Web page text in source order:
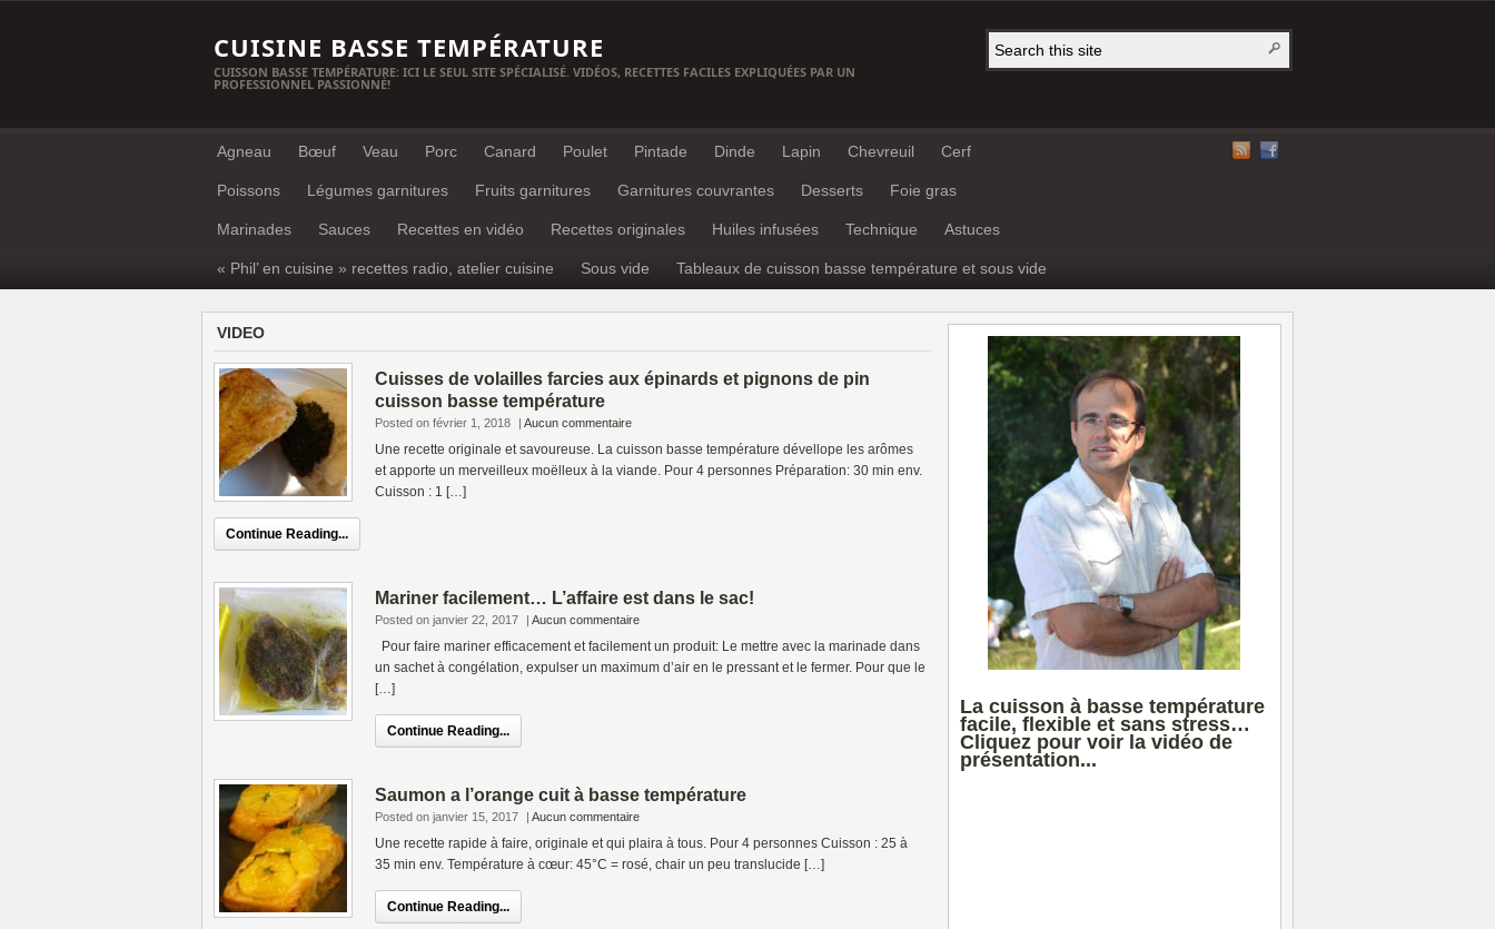
CUISINE BASSE TEMPÉRATURE
CUISSON BASSE TEMPÉRATURE: ICI LE SEUL SITE SPÉCIALISÉ. VIDÉOS, RECETTES FACILES EXPLIQUÉES PAR UN
PROFESSIONNEL PASSIONNÉ!
Agneau Bœuf Veau Porc Canard Poulet Pintade Dinde Lapin Chevreuil Cerf
Poissons Légumes garnitures Fruits garnitures Garnitures couvrantes Desserts Foie gras
Marinades Sauces Recettes en vidéo Recettes originales Huiles infusées Technique Astuces
« Phil’ en cuisine » recettes radio, atelier cuisine Sous vide Tableaux de cuisson basse température et sous vide
VIDEO
Cuisses de volailles farcies aux épinards et pignons de pin
cuisson basse température
Posted on février 1, 2018 | Aucun commentaire
Une recette originale et savoureuse. La cuisson basse température dévellope les arômes
et apporte un merveilleux moëlleux à la viande. Pour 4 personnes Préparation: 30 min env.
Cuisson : 1 […]
Continue Reading...
Mariner facilement… L’affaire est dans le sac!
Posted on janvier 22, 2017 | Aucun commentaire
Pour faire mariner efficacement et facilement un produit: Le mettre avec la marinade dans
un sachet à congélation, expulser un maximum d’air en le pressant et le fermer. Pour que le
[…]
Continue Reading...
Saumon a l’orange cuit à basse température
Posted on janvier 15, 2017 | Aucun commentaire
Une recette rapide à faire, originale et qui plaira à tous. Pour 4 personnes Cuisson : 25 à
35 min env. Température à cœur: 45°C = rosé, chair un peu translucide […]
Continue Reading...
La cuisson à basse température
facile, flexible et sans stress…
Cliquez pour voir la vidéo de
présentation...